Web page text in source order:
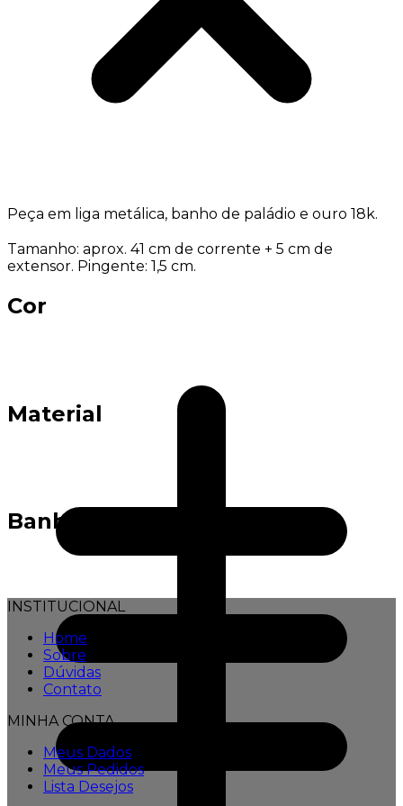
Peça em liga metálica, banho de paládio e ouro 18k.
Tamanho: aprox. 41 cm de corrente + 5 cm de
extensor. Pingente: 1,5 cm.
Cor
Material
Banho
INSTITUCIONAL
Home
Sobre
Dúvidas
Contato
MINHA CONTA
Meus Dados
Meus Pedidos
Lista Desejos